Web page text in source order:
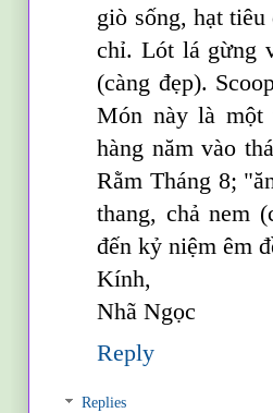
giò sống, hạt
chỉ. Lót lá gừng
(càng đẹp).
Món này là một
hàng năm vào
Rằm Tháng 8;
thang, chả nem
đến kỷ niệm êm
Kính,
Nhã Ngọc
Reply
Replies